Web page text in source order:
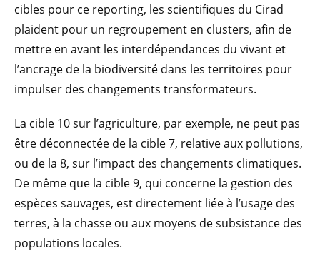
cibles pour ce reporting, les scientifiques du Cirad
plaident pour un regroupement en clusters, afin de
mettre en avant les interdépendances du vivant et
l’ancrage de la biodiversité dans les territoires pour
impulser des changements transformateurs.
La cible 10 sur l’agriculture, par exemple, ne peut pas
être déconnectée de la cible 7, relative aux pollutions,
ou de la 8, sur l’impact des changements climatiques.
De même que la cible 9, qui concerne la gestion des
espèces sauvages, est directement liée à l’usage des
terres, à la chasse ou aux moyens de subsistance des
populations locales.